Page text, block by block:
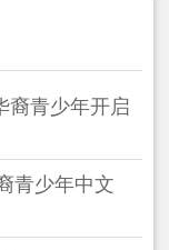
裔青少年开启
青少年中文